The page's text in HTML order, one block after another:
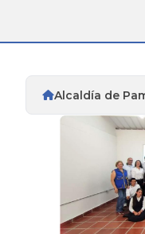
Alcaldía de